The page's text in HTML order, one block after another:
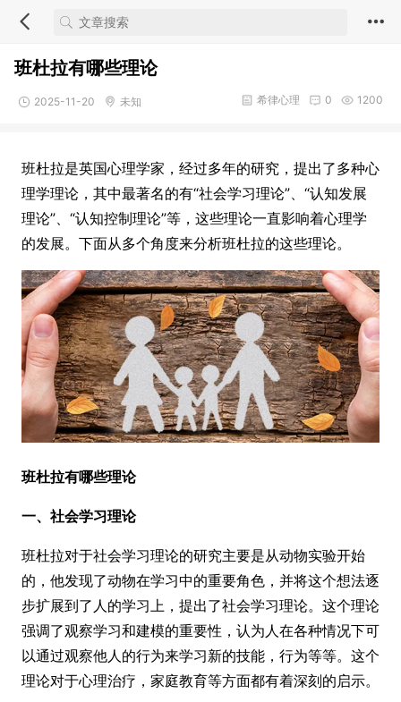
班杜拉有哪些理论
2025-11-20 未知 1200
0
希律心理
班杜拉是英国心理学家，经过多年的研究，提出了多种心
理学理论，其中最著名的有“社会学习理论”、“认知发展
理论”、“认知控制理论”等，这些理论一直影响着心理学
的发展。下面从多个角度来分析班杜拉的这些理论。
班杜拉有哪些理论
一、社会学习理论
班杜拉对于社会学习理论的研究主要是从动物实验开始
的，他发现了动物在学习中的重要角色，并将这个想法逐
步扩展到了人的学习上，提出了社会学习理论。这个理论
强调了观察学习和建模的重要性，认为人在各种情况下可
以通过观察他人的行为来学习新的技能，行为等等。这个
理论对于心理治疗，家庭教育等方面都有着深刻的启示。